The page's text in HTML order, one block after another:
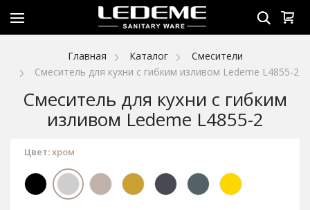
Главная Каталог
Смесители
Смеситель для кухни с гибким изливом Ledeme L4855-2
Смеситель для кухни с гибким
изливом Ledeme L4855-2
Цвет:хром